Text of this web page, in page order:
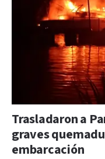
Trasladaron a
graves
embarcación